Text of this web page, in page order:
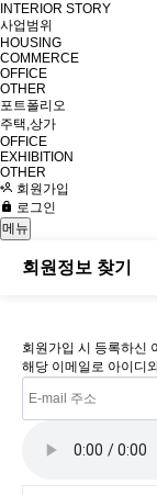
INTERIOR STORY
사업범위
HOUSING
COMMERCE
OFFICE
OTHER
포트폴리오
주택,상가
OFFICE
EXHIBITION
OTHER
회원가입
로그인
메뉴
회원정보 찾기
회원가입 시 등록하신
해당 이메일로 아이디